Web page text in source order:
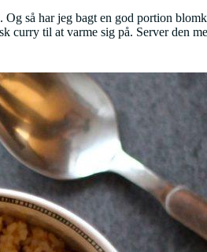
så har jeg bagt en god portion
curry til at varme sig på. Server den